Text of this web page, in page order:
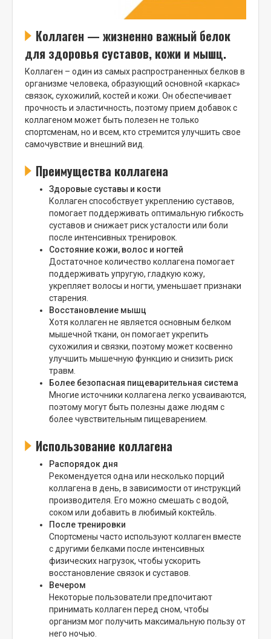
Коллаген — жизненно важный белок
для здоровья суставов, кожи и мышц.
Коллаген – один из самых распространенных белков в
организме человека, образующий основной «каркас»
связок, сухожилий, костей и кожи. Он обеспечивает
прочность и эластичность, поэтому прием добавок с
коллагеном может быть полезен не только
спортсменам, но и всем, кто стремится улучшить свое
самочувствие и внешний вид.
Преимущества коллагена
Здоровые суставы и кости
Коллаген способствует укреплению суставов,
помогает поддерживать оптимальную гибкость
суставов и снижает риск усталости или боли
после интенсивных тренировок.
Состояние кожи, волос и ногтей
Достаточное количество коллагена помогает
поддерживать упругую, гладкую кожу,
укрепляет волосы и ногти, уменьшает признаки
старения.
Восстановление мышц
Хотя коллаген не является основным белком
мышечной ткани, он помогает укрепить
сухожилия и связки, поэтому может косвенно
улучшить мышечную функцию и снизить риск
травм.
Более безопасная пищеварительная система
Многие источники коллагена легко усваиваются,
поэтому могут быть полезны даже людям с
более чувствительным пищеварением.
Использование коллагена
Распорядок дня
Рекомендуется одна или несколько порций
коллагена в день, в зависимости от инструкций
производителя. Его можно смешать с водой,
соком или добавить в любимый коктейль.
После тренировки
Спортсмены часто используют коллаген вместе
с другими белками после интенсивных
физических нагрузок, чтобы ускорить
восстановление связок и суставов.
Вечером
Некоторые пользователи предпочитают
принимать коллаген перед сном, чтобы
организм мог получить максимальную пользу от
него ночью.